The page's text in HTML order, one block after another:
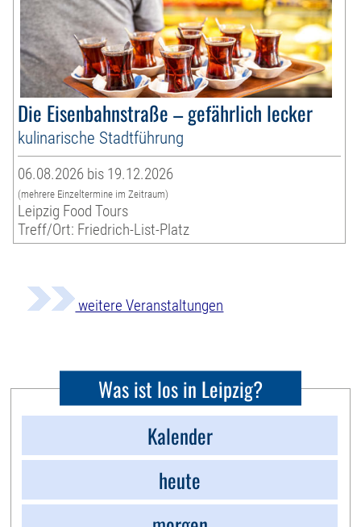
Die Eisenbahnstraße – gefährlich lecker
kulinarische Stadtführung
06.08.2026 bis 19.12.2026
(mehrere Einzeltermine im Zeitraum)
Leipzig Food Tours
Treff/Ort: Friedrich-List-Platz
weitere Veranstaltungen
Was ist los in Leipzig?
Kalender
heute